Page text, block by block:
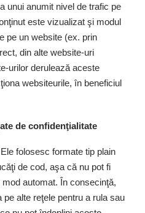
unui anumit nivel de trafic pe
este vizualizat şi modul
pe un website (ex. prin
din alte website-uri
urilor derulează aceste
websiteurile, în beneficiul
de confidenţialitate
folosesc formate tip plain
de cod, aşa că nu pot fi
automat. În consecinţă,
alte reţele pentru a rula sau